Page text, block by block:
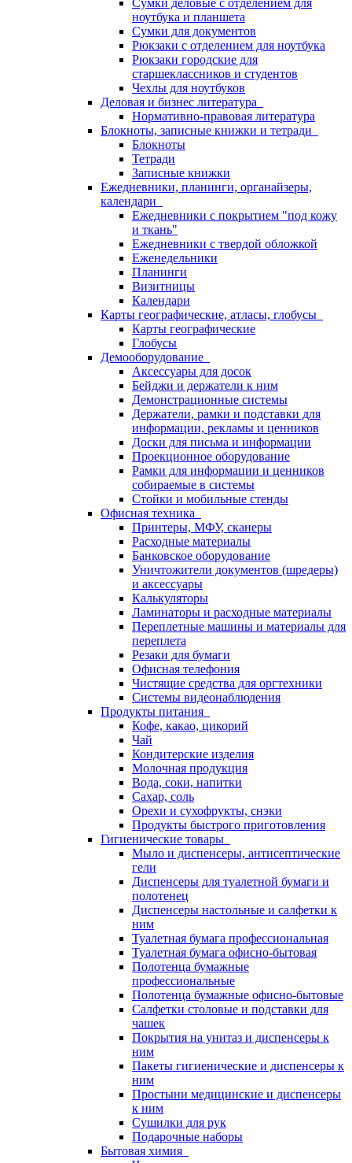
Сумки деловые с отделением для
ноутбука и планшета
Сумки для документов
Рюкзаки с отделением для ноутбука
Рюкзаки городские для
старшеклассников и студентов
Чехлы для ноутбуков
Деловая и бизнес литература
Нормативно-правовая литература
Блокноты, записные книжки и тетради
Блокноты
Тетради
Записные книжки
Ежедневники, планинги, органайзеры,
календари
Ежедневники с покрытием "под кожу
и ткань"
Ежедневники с твердой обложкой
Еженедельники
Планинги
Визитницы
Календари
Карты географические, атласы, глобусы
Карты географические
Глобусы
Демооборудование
Аксессуары для досок
Бейджи и держатели к ним
Демонстрационные системы
Держатели, рамки и подставки для
информации, рекламы и ценников
Доски для письма и информации
Проекционное оборудование
Рамки для информации и ценников
собираемые в системы
Стойки и мобильные стенды
Офисная техника
Принтеры, МФУ, сканеры
Расходные материалы
Банковское оборудование
Уничтожители документов (шредеры)
и аксессуары
Калькуляторы
Ламинаторы и расходные материалы
Переплетные машины и материалы для
переплета
Резаки для бумаги
Офисная телефония
Чистящие средства для оргтехники
Системы видеонаблюдения
Продукты питания
Кофе, какао, цикорий
Чай
Кондитерские изделия
Молочная продукция
Вода, соки, напитки
Сахар, соль
Орехи и сухофрукты, снэки
Продукты быстрого приготовления
Гигиенические товары
Мыло и диспенсеры, антисептические
гели
Диспенсеры для туалетной бумаги и
полотенец
Диспенсеры настольные и салфетки к
ним
Туалетная бумага профессиональная
Туалетная бумага офисно-бытовая
Полотенца бумажные
профессиональные
Полотенца бумажные офисно-бытовые
Салфетки столовые и подставки для
чашек
Покрытия на унитаз и диспенсеры к
ним
Пакеты гигиенические и диспенсеры к
ним
Простыни медицинские и диспенсеры
к ним
Сушилки для рук
Подарочные наборы
Бытовая химия